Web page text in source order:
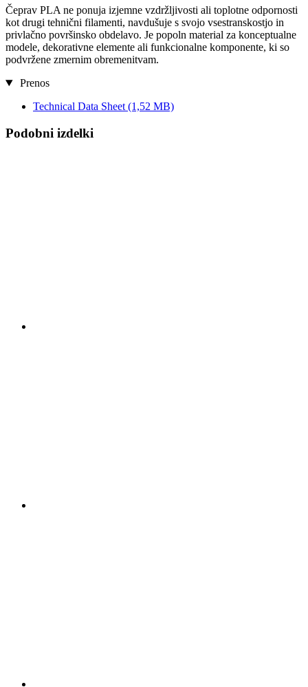
Čeprav PLA ne ponuja izjemne vzdržljivosti ali toplotne odpornosti
kot drugi tehnični filamenti, navdušuje s svojo vsestranskostjo in
privlačno površinsko obdelavo. Je popoln material za konceptualne
modele, dekorativne elemente ali funkcionalne komponente, ki so
podvržene zmernim obremenitvam.
Prenos
Technical Data Sheet (1,52 MB)
Podobni izdelki